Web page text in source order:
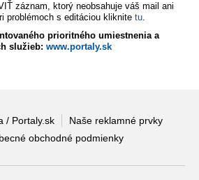
záznam, ktorý neobsahuje váš mail ani
problémoch s editáciou kliknite tu.
prioritného umiestnenia a
služieb: www.portaly.sk
/ Portaly.sk
Naše reklamné prvky
obchodné podmienky